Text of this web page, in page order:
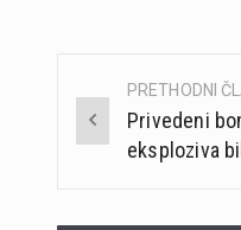
Post
navigation
PRETHODNI
Privedeni
eksploziva